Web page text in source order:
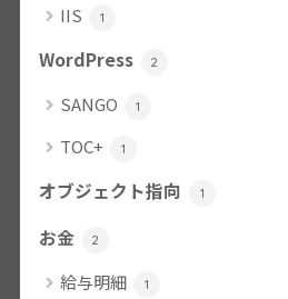
IIS 1
WordPress 2
SANGO 1
TOC+ 1
オブジェクト指向 1
お金 2
給与明細 1